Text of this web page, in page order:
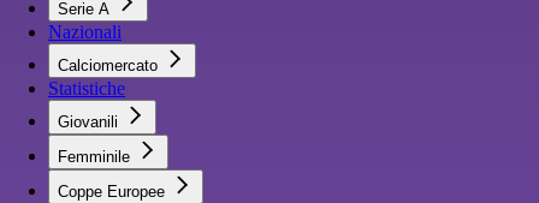
Serie A
Nazionali
Calciomercato
Statistiche
Giovanili
Femminile
Coppe Europee